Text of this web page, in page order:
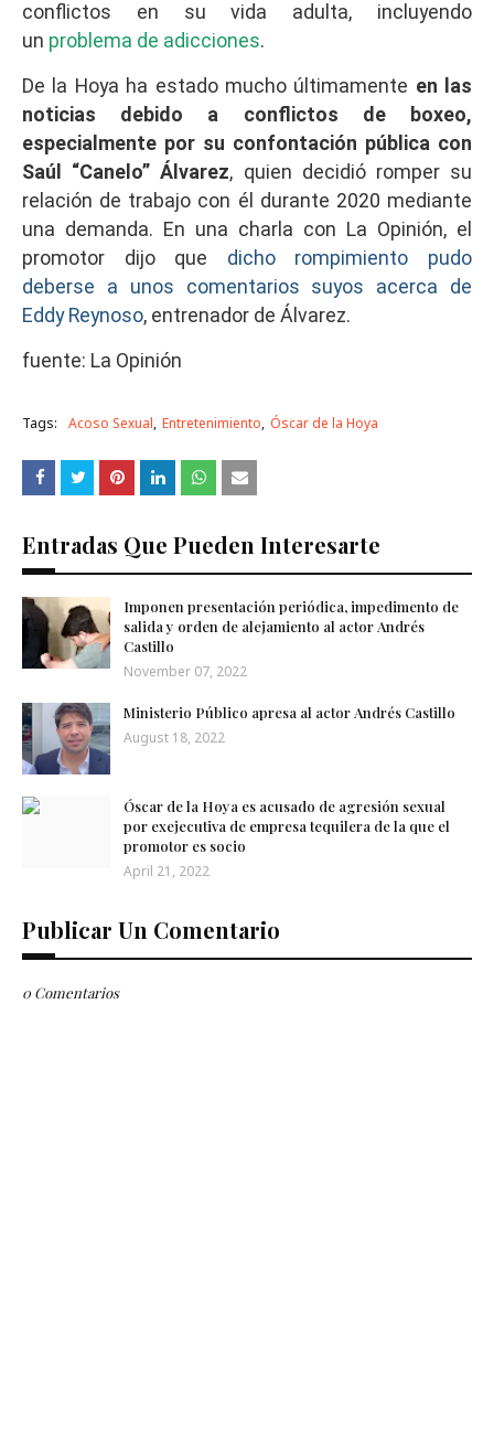
conflictos en su vida adulta, incluyendo
un problema de adicciones.
De la Hoya ha estado mucho últimamente en las
noticias debido a conflictos de boxeo,
especialmente por su confontación pública con
Saúl “Canelo” Álvarez, quien decidió romper su
relación de trabajo con él durante 2020 mediante
una demanda. En una charla con La Opinión, el
promotor dijo que dicho rompimiento pudo
deberse a unos comentarios suyos acerca de
Eddy Reynoso, entrenador de Álvarez.
fuente: La Opinión
Tags: Acoso Sexual Entretenimiento Óscar de la Hoya
Entradas Que Pueden Interesarte
Imponen presentación periódica, impedimento de
salida y orden de alejamiento al actor Andrés
Castillo
November 07, 2022
Ministerio Público apresa al actor Andrés Castillo
August 18, 2022
Óscar de la Hoya es acusado de agresión sexual
por exejecutiva de empresa tequilera de la que el
promotor es socio
April 21, 2022
Publicar Un Comentario
0 Comentarios